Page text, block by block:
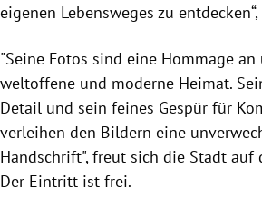
eigenen Lebensweges zu
"Seine Fotos sind eine Hommage an
weltoffene und moderne Heimat.
Detail und sein feines Gespür für
verleihen den Bildern eine
Handschrift", freut sich die Stadt auf
Der Eintritt ist frei.